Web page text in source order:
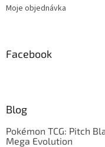
Moje objednávka
Facebook
Blog
Pokémon TCG: Pitch
Mega Evolution